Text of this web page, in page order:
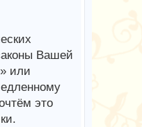
Вашей
или
это